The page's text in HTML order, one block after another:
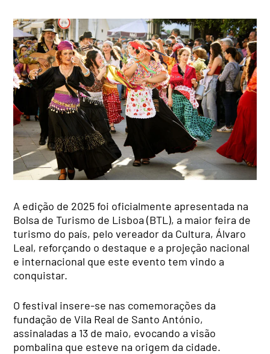
A edição de 2025 foi oficialmente apresentada na
Bolsa de Turismo de Lisboa (BTL), a maior feira de
turismo do país, pelo vereador da Cultura, Álvaro
Leal, reforçando o destaque e a projeção nacional
e internacional que este evento tem vindo a
conquistar.
O festival insere-se nas comemorações da
fundação de Vila Real de Santo António,
assinaladas a 13 de maio, evocando a visão
pombalina que esteve na origem da cidade.